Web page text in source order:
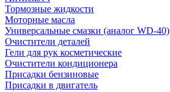
Тормозные жидкости
Моторные масла
Универсальные смазки (аналог WD-40)
Очистители деталей
Гели для рук косметические
Очистители кондиционера
Присадки бензиновые
Присадки в двигатель